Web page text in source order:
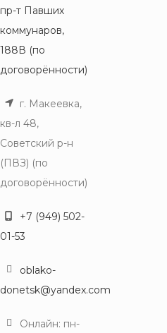
пр-т Павших
коммунаров,
188В (по
договорённости)
г. Макеевка,
кв-л 48,
Советский р-н
(ПВЗ) (по
договорённости)
+7 (949) 502-
01-53
oblako-
donetsk@yandex.com
Онлайн: пн-